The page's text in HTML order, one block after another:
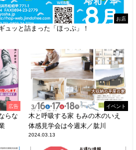
お店
ュッと詰まった「ほっぷ」！
広告
らな
イベント
木と呼吸する家 もみの木のいえ
体感見学会は今週末／肱川
2024.03.13